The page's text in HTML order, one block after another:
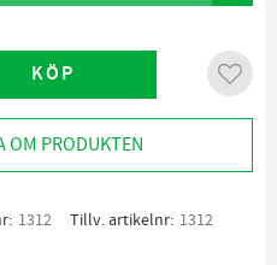
KÖP Lägg
OM PRODUKTEN
1312 Tillv. artikelnr 1312